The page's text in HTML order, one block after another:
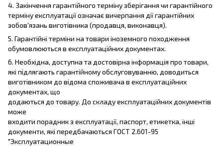
4. Закінчення гарантійного терміну зберігання чи гарантійного
терміну експлуатації означає вичерпання дії гарантійних
зобов'язань виготівника (продавця, виконавця).
5. Гарантійні терміни на товари іноземного походження
обумовлюються в експлуатаційних документах.
6. Необхідна, доступна та достовірна інформація про товари,
які підлягають гарантійному обслуговуванню, доводиться
виготівником до відома споживача в експлуатаційних
документах, що
додаються до товару. До складу експлуатаційних документів
може
входити порадник з експлуатації, паспорт, етикетка, інші
документи, які передбачаються ГОСТ 2.601-95
"Эксплуатационные